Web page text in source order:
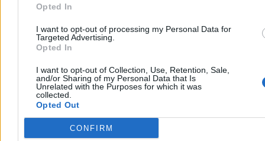
Opted In
I want to opt-out of processing my Personal Data for
Targeted Advertising.
Opted In
I want to opt-out of Collection, Use, Retention, Sale,
and/or Sharing of my Personal Data that Is
Unrelated with the Purposes for which it was
collected.
Opted Out
CONFIRM